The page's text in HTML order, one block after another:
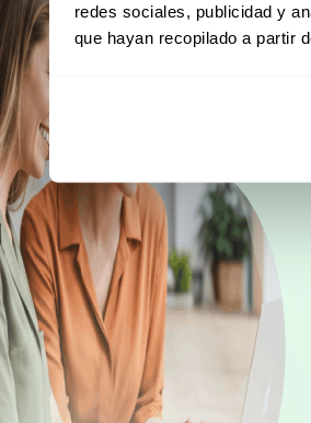
redes sociales, publicidad y
que hayan recopilado a partir